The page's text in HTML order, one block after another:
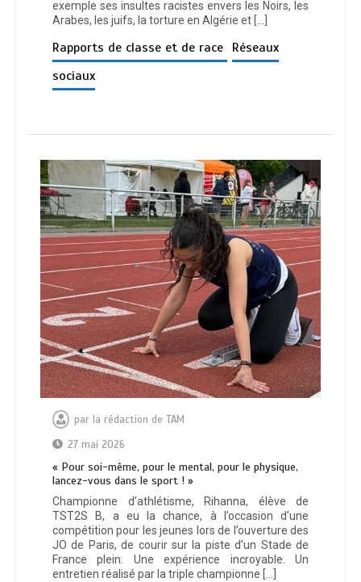
exemple ses insultes racistes envers les Noirs, les
Arabes, les juifs, la torture en Algérie et […]
Rapports de classe et de race Réseaux
sociaux
par la rédaction de TAM
27 mai 2026
« Pour soi-même, pour le mental, pour le physique,
lancez-vous dans le sport ! »
Championne d’athlétisme, Rihanna, élève de
TST2S B, a eu la chance, à l’occasion d’une
compétition pour les jeunes lors de l’ouverture des
JO de Paris, de courir sur la piste d’un Stade de
France plein. Une expérience incroyable. Un
entretien réalisé par la triple championne […]